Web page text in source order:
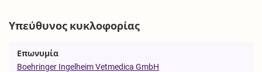
Υπεύθυνος κυκλοφορίας
Επωνυμία
Boehringer Ingelheim Vetmedica GmbH